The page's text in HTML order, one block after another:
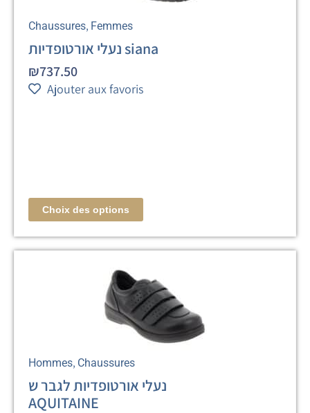
Chaussures, Femmes
נעלי אורטופדיות siana
₪737.50
Ajouter aux favoris
Choix des options
Hommes, Chaussures
נעלי אורטופדיות לגבר ש
AQUITAINE